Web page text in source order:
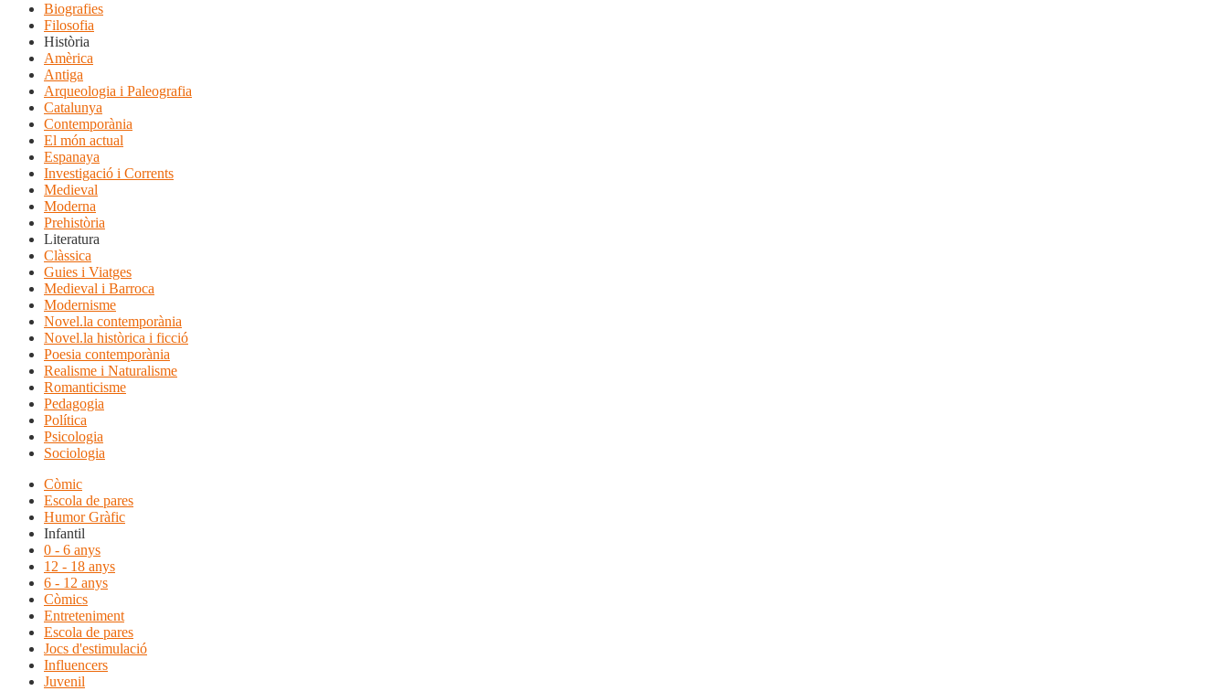
Biografies
Filosofia
Història
Amèrica
Antiga
Arqueologia i Paleografia
Catalunya
Contemporània
El món actual
Espanaya
Investigació i Corrents
Medieval
Moderna
Prehistòria
Literatura
Clàssica
Guies i Viatges
Medieval i Barroca
Modernisme
Novel.la contemporània
Novel.la històrica i ficció
Poesia contemporània
Realisme i Naturalisme
Romanticisme
Pedagogia
Política
Psicologia
Sociologia
Còmic
Escola de pares
Humor Gràfic
Infantil
0 - 6 anys
12 - 18 anys
6 - 12 anys
Còmics
Entreteniment
Escola de pares
Jocs d'estimulació
Influencers
Juvenil